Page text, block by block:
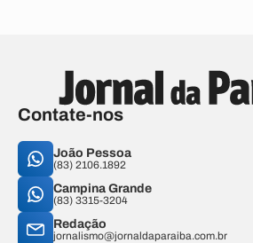
Contate-nos
João Pessoa
(83) 2106.1892
Campina Grande
(83) 3315-3204
Redação
jornalismo@jornaldaparaiba.com.br